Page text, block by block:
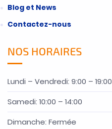
Blog et News
Contactez-nous
NOS HORAIRES
Lundi – Vendredi: 9:00 – 19:00
Samedi: 10:00 – 14:00
Dimanche: Fermée